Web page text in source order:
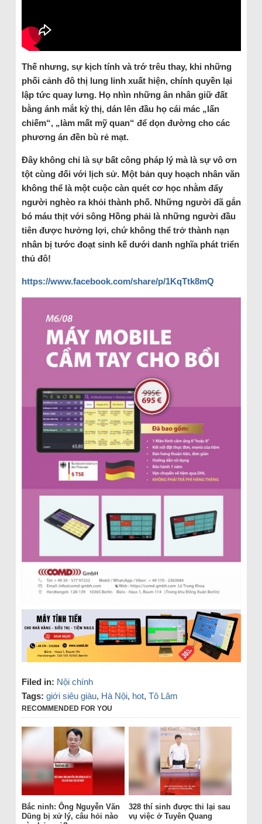
Thế nhưng, sự kịch tính và trớ trêu thay, khi những
phối cảnh đô thị lung linh xuất hiện, chính quyền lại
lập tức quay lưng. Họ nhìn những ân nhân giữ đất
bằng ánh mắt kỳ thị, dán lên đầu họ cái mác „lấn
chiếm“, „làm mất mỹ quan“ để dọn đường cho các
phương án đền bù rẻ mạt.
Đây không chỉ là sự bất công pháp lý mà là sự vô ơn
tột cùng đối với lịch sử. Một bản quy hoạch nhân văn
không thể là một cuộc càn quét cơ học nhằm đẩy
người nghèo ra khỏi thành phố. Những người đã gắn
bó máu thịt với sông Hồng phải là những người đầu
tiên được hưởng lợi, chứ không thể trở thành nạn
nhân bị tước đoạt sinh kế dưới danh nghĩa phát triển
thủ đô!
https://www.facebook.com/share/p/1KqTtk8mQ
Filed in: Nội chính
Tags: giới siêu giàu, Hà Nội, hot, Tô Lâm
RECOMMENDED FOR YOU
Bắc ninh: Ông Nguyễn Văn
Dũng bị xử lý, câu hỏi nào
328 thí sinh được thi lại sau
vụ việc ở Tuyên Quang